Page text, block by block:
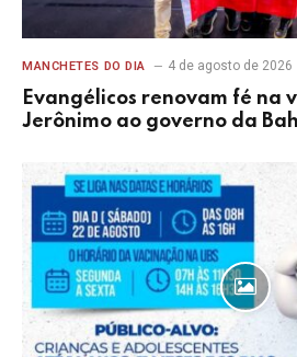
MANCHETES DO DIA 4 de agosto de 2026
Evangélicos renovam fé na
Jerônimo ao governo da